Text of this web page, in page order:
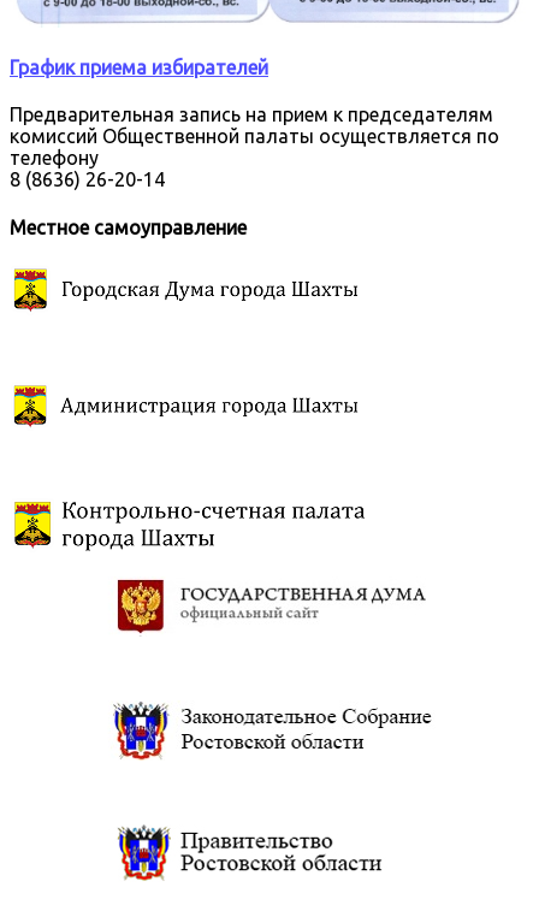
График приема избирателей
Предварительная запись на прием к председателям
комиссий Общественной палаты осуществляется по
телефону
8 (8636) 26-20-14
Местное самоуправление